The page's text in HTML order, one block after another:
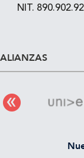
NIT.
ALIANZAS